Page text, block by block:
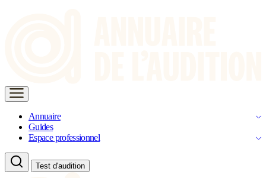
Annuaire
Guides
Espace professionnel
Test d'audition